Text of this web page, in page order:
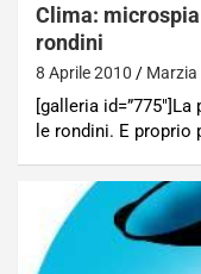
Clima:
rondini
8 Aprile 2010 Marzia
[galleria
le rondini. E